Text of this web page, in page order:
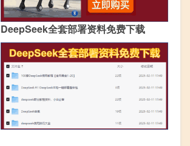
DeepSeek全套部署资料免费下载